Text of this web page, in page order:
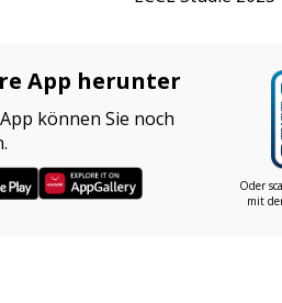
App herunter
können Sie noch
Oder
mit